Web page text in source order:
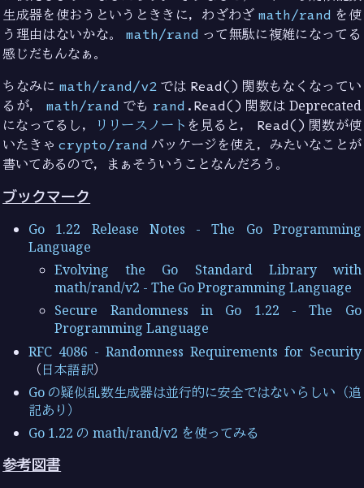
生成器を使おうというとききに，わざわざmath/rand を使
う理由はないかな。 math/rand って無駄に複雑になってる
感じだもんなぁ。
ちなみに math/rand/v2では Read() 関数もなくなってい
るが， math/rand でも rand .Read() 関数は Deprecated
になってるし，
リリースノート を見ると， Read() 関数が使
いたきゃcrypto/rand パッケージを使え，みたいなことが
書いてあるので，まぁそういうことなんだろう。
ブックマーク
Go 1.22 Release Notes - The Go Programming
Language
Evolving the Go Standard Library with
math/rand/v2 - The Go Programming Language
Secure Randomness in Go 1.22 - The Go
Programming Language
RFC 4086 - Randomness Requirements for Security
（日本語訳）
Go の疑似乱数生成器は並行的に安全ではないらしい（追
記あり）
Go 1.22 の math/rand/v2 を使ってみる
参考図書